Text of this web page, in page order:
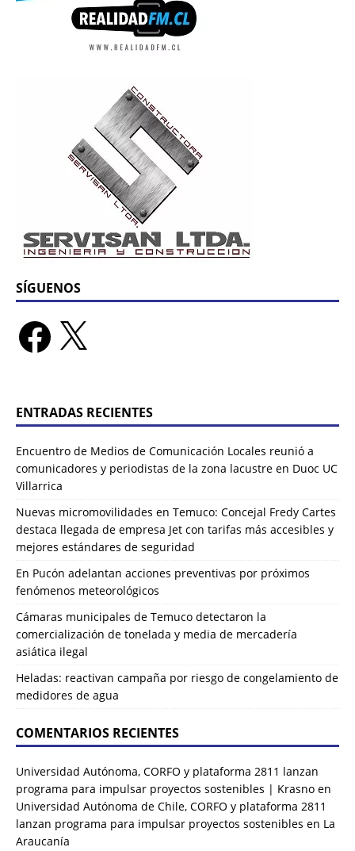
SÍGUENOS
ENTRADAS RECIENTES
Encuentro de Medios de Comunicación Locales reunió a
comunicadores y periodistas de la zona lacustre en Duoc UC
Villarrica
Nuevas micromovilidades en Temuco: Concejal Fredy Cartes
destaca llegada de empresa Jet con tarifas más accesibles y
mejores estándares de seguridad
En Pucón adelantan acciones preventivas por próximos
fenómenos meteorológicos
Cámaras municipales de Temuco detectaron la
comercialización de tonelada y media de mercadería
asiática ilegal
Heladas: reactivan campaña por riesgo de congelamiento de
medidores de agua
COMENTARIOS RECIENTES
Universidad Autónoma, CORFO y plataforma 2811 lanzan
programa para impulsar proyectos sostenibles | Krasno en
Universidad Autónoma de Chile, CORFO y plataforma 2811
lanzan programa para impulsar proyectos sostenibles en La
Araucanía